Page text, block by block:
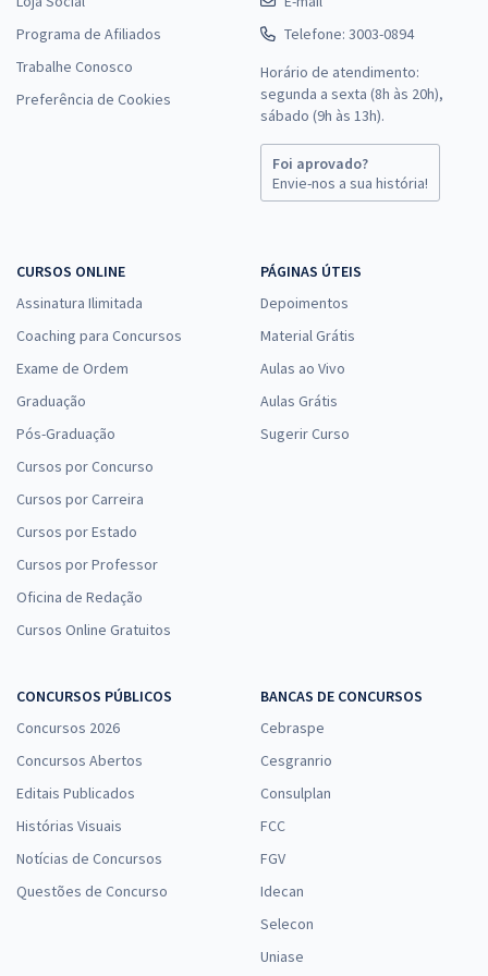
CLDF - Câmara Legislativa do DF - Cargo: Consultor Legislativo -
Regulação Econômica
à vista
32,66
Redação Parlamentar (Com Opção de Espanhol)
à vista
R$29,39
CLDF - Câmara Legislativa do DF - Consultor Legislativo - Área:
Redação Parlamentar (com Opção de Inglês)
Economize R$ 88,18 (-20%)
Consultor Legislativo - Área: Constituição e Justiça
à vista
R$20,66
Economize R$ 61,98 (-20%)
Programa de Afiliados
Trabalhe Conosco
Preferência de Cookies
Telefone: 3003-0894
Horário de atendimento:
segunda a sexta (8h às 20h),
sábado (9h às 13h).
Foi aprovado?
Envie-nos a sua história!
CURSOS ONLINE
Assinatura Ilimitada
Coaching para Concursos
Exame de Ordem
Graduação
Pós-Graduação
Cursos por Concurso
Cursos por Carreira
Cursos por Estado
Cursos por Professor
Oficina de Redação
Cursos Online Gratuitos
PÁGINAS ÚTEIS
Depoimentos
Material Grátis
Aulas ao Vivo
Aulas Grátis
Sugerir Curso
CONCURSOS PÚBLICOS
Concursos 2026
Concursos Abertos
Editais Publicados
Histórias Visuais
Notícias de Concursos
Questões de Concurso
BANCAS DE CONCURSOS
Cebraspe
Cesgranrio
Consulplan
FCC
FGV
Idecan
Selecon
Uniase